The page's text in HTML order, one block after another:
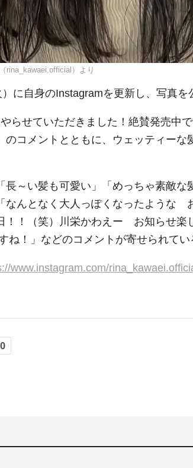
rina_kawaei.official）より
に自身のInstagramを更新し、写真を
らせていただきました！絶賛発売中
コメントとともに、ウェッティーな
長～い髪も可愛い」「めっちゃ素敵
なんとなく大人っぽくなったような
！（笑）川栄かわえー お知らせ楽
ね！」などのコメントが寄せられてい
www.instagram.com/